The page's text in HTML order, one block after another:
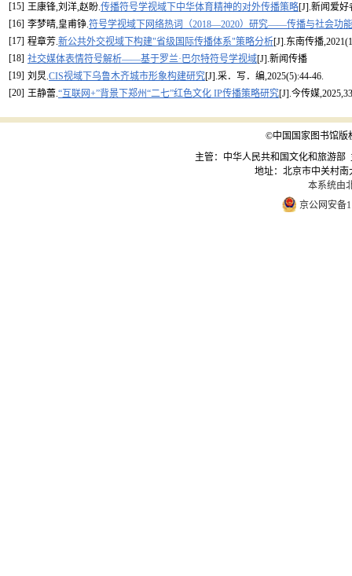
[15] 王康锋,刘洋,赵盼.传播符号学视域下中华体育精神的对外传播策略[J].新闻爱好
[16] 李梦晴,皇甫铮.符号学视域下网络热词（2018—2020）研究——传播与社会功
[17] 程章芳.新公共外交视域下构建"省级国际传播体系"策略分析[J].东南传播
[18] 社交媒体表情符号解析——基于罗兰·巴尔特符号学视域[J].新闻传播
[19] 刘炅.CIS视域下乌鲁木齐城市形象构建研究[J].采．写．编,2025(5):44-46.
[20] 王静蕾.“互联网+”背景下郑州“二七”红色文化 IP传播策略研究[J].今传媒
©中国国家图书馆版
主管：中华人民共和国文化和旅游
地址：北京市中关村南
本系统由
京公网安备